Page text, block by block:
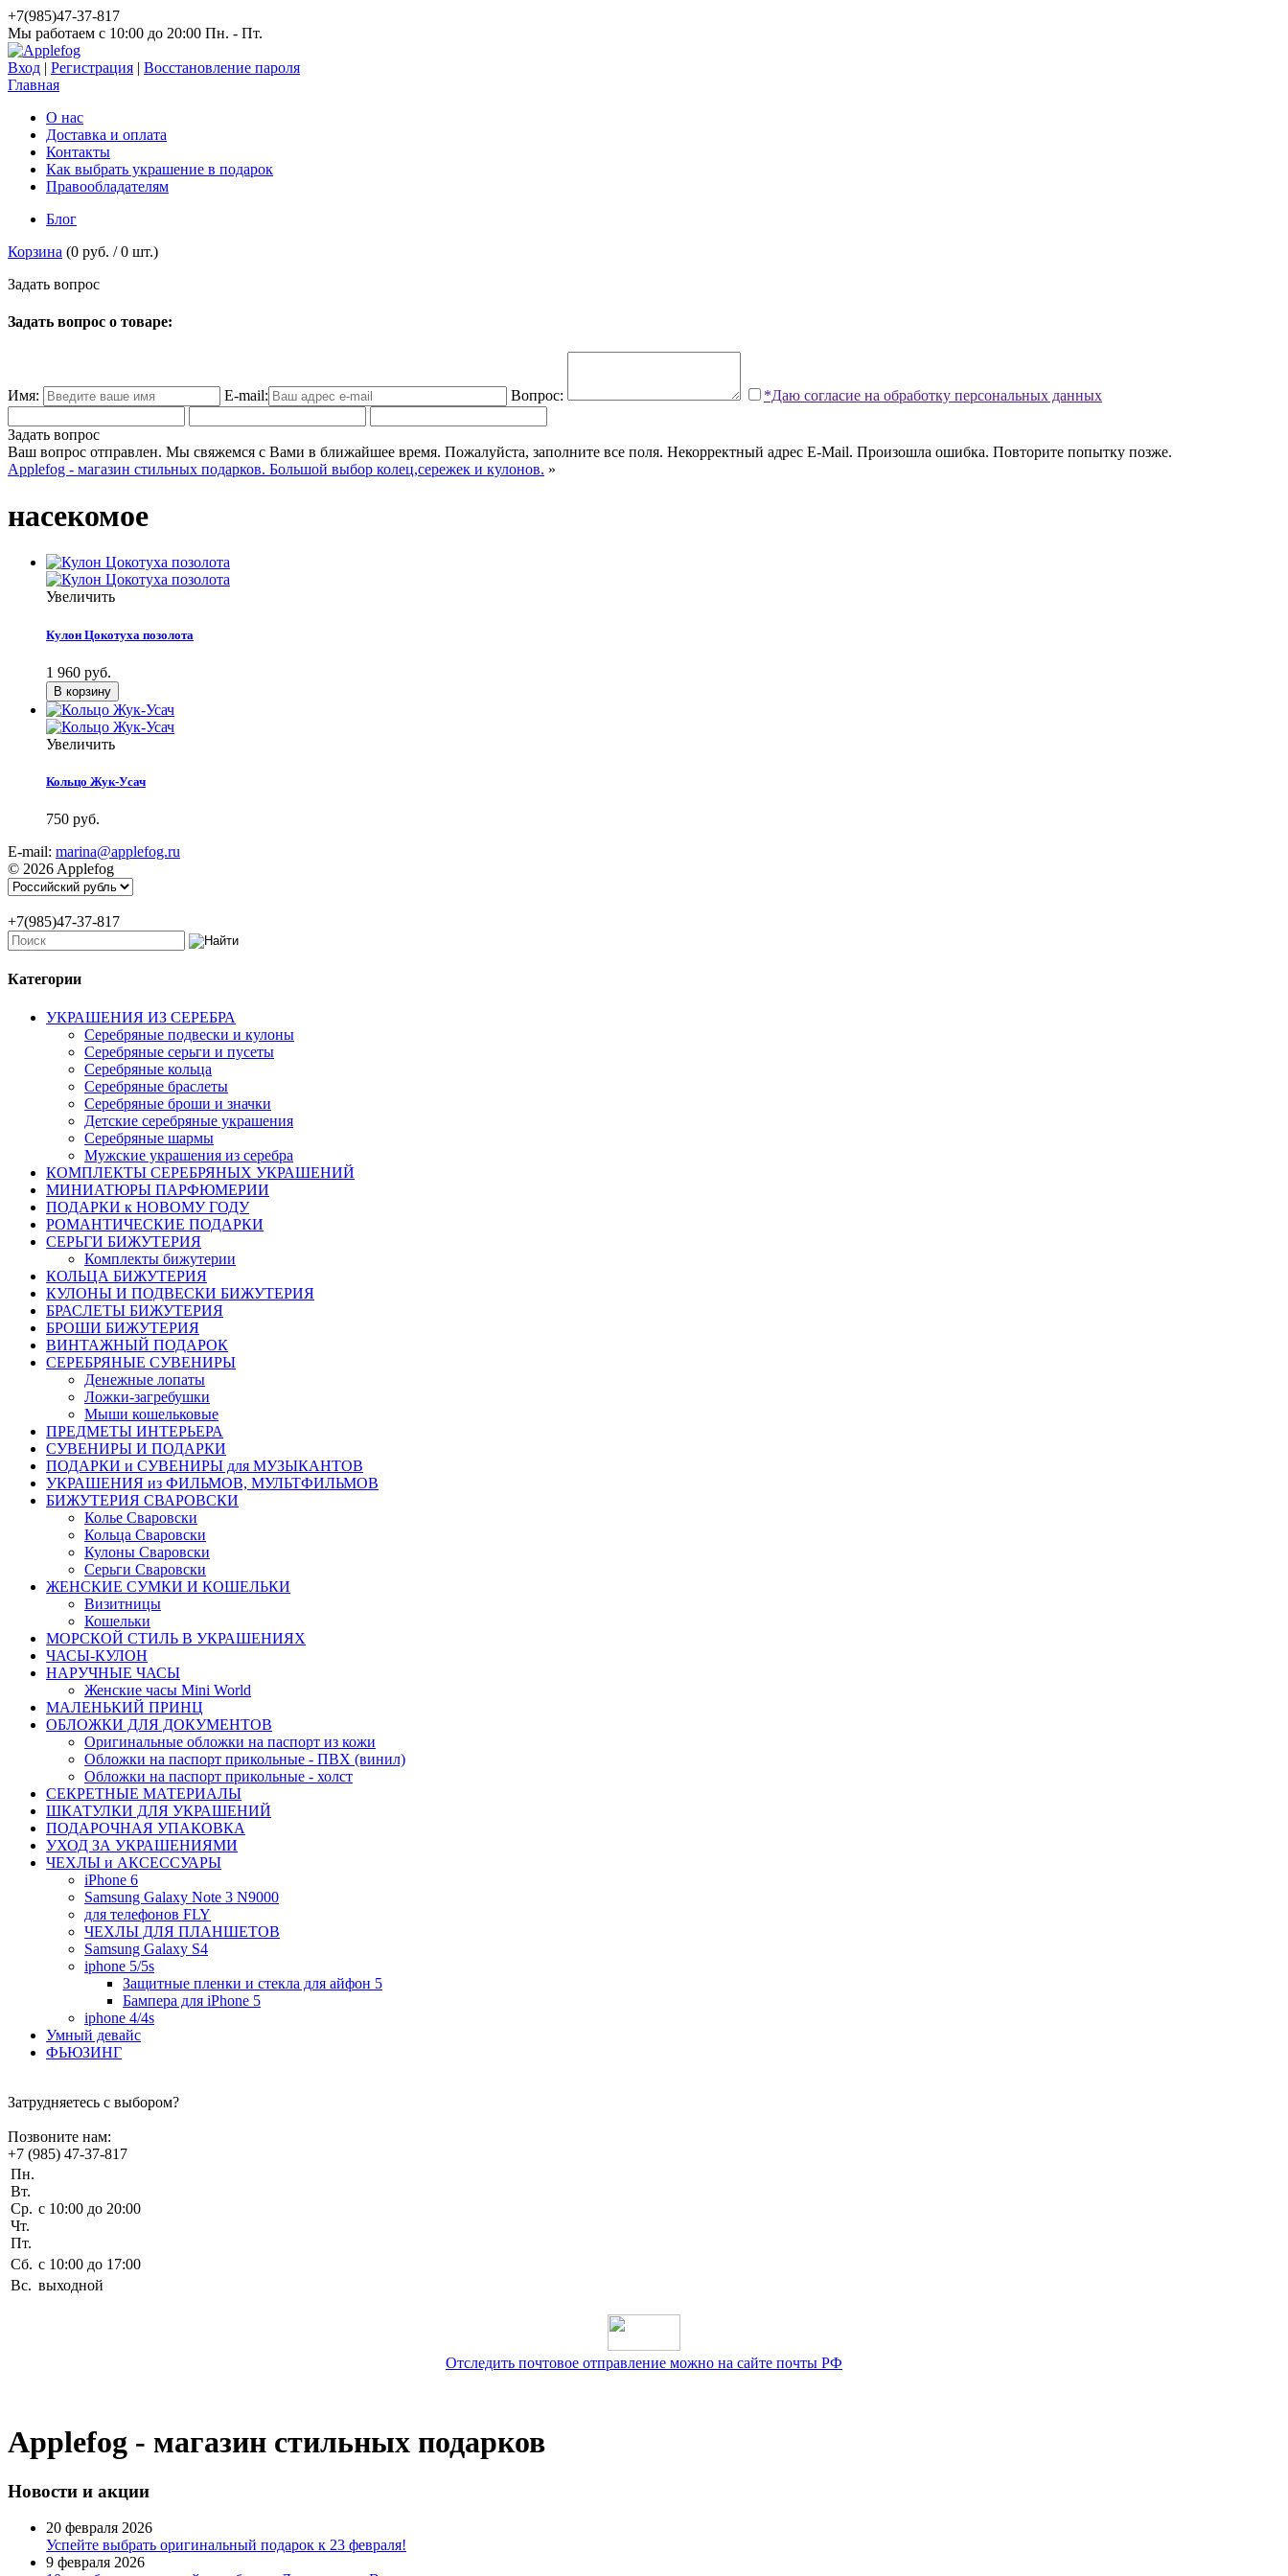
+7(985)47-37-817
Мы работаем c 10:00 до 20:00 Пн. - Пт.
Вход | Регистрация | Восстановление пароля
Главная
О нас
Доставка и оплата
Контакты
Как выбрать украшение в подарок
Правообладателям
Блог
Корзина (0 руб. /0 шт.)
Задать вопрос
Задать вопрос о товаре:
Имя: E-mail: Вопрос: *Даю согласие на обработку персональных данных
Задать вопрос
Ваш вопрос отправлен. Мы свяжемся с Вами в ближайшее время. Пожалуйста, заполните все поля. Некорректный адрес E-Mail. Произошла ошибка. Повторите попытку позже.
Applefog - магазин стильных подарков. Большой выбор колец,сережек и кулонов. »
насекомое
Увеличить
Кулон Цокотуха позолота
1 960 руб.
Увеличить
Кольцо Жук-Усач
750 руб.
E-mail: marina@applefog.ru
© 2026 Applefog
+7(985)47-37-817
Категории
УКРАШЕНИЯ ИЗ СЕРЕБРА
Серебряные подвески и кулоны
Серебряные серьги и пусеты
Серебряные кольца
Серебряные браслеты
Серебряные броши и значки
Детские серебряные украшения
Серебряные шармы
Мужские украшения из серебра
КОМПЛЕКТЫ СЕРЕБРЯНЫХ УКРАШЕНИЙ
МИНИАТЮРЫ ПАРФЮМЕРИИ
ПОДАРКИ к НОВОМУ ГОДУ
РОМАНТИЧЕСКИЕ ПОДАРКИ
СЕРЬГИ БИЖУТЕРИЯ
Комплекты бижутерии
КОЛЬЦА БИЖУТЕРИЯ
КУЛОНЫ И ПОДВЕСКИ БИЖУТЕРИЯ
БРАСЛЕТЫ БИЖУТЕРИЯ
БРОШИ БИЖУТЕРИЯ
ВИНТАЖНЫЙ ПОДАРОК
СЕРЕБРЯНЫЕ СУВЕНИРЫ
Денежные лопаты
Ложки-загребушки
Мыши кошельковые
ПРЕДМЕТЫ ИНТЕРЬЕРА
СУВЕНИРЫ И ПОДАРКИ
ПОДАРКИ и СУВЕНИРЫ для МУЗЫКАНТОВ
УКРАШЕНИЯ из ФИЛЬМОВ, МУЛЬТФИЛЬМОВ
БИЖУТЕРИЯ СВАРОВСКИ
Колье Сваровски
Кольца Сваровски
Кулоны Сваровски
Серьги Сваровски
ЖЕНСКИЕ СУМКИ И КОШЕЛЬКИ
Визитницы
Кошельки
МОРСКОЙ СТИЛЬ В УКРАШЕНИЯХ
ЧАСЫ-КУЛОН
НАРУЧНЫЕ ЧАСЫ
Женские часы Mini World
МАЛЕНЬКИЙ ПРИНЦ
ОБЛОЖКИ ДЛЯ ДОКУМЕНТОВ
Оригинальные обложки на паспорт из кожи
Обложки на паспорт прикольные - ПВХ (винил)
Обложки на паспорт прикольные - холст
СЕКРЕТНЫЕ МАТЕРИАЛЫ
ШКАТУЛКИ ДЛЯ УКРАШЕНИЙ
ПОДАРОЧНАЯ УПАКОВКА
УХОД ЗА УКРАШЕНИЯМИ
ЧEХЛЫ и АКСЕССУАРЫ
iPhone 6
Samsung Galaxy Note 3 N9000
для телефонов FLY
ЧЕХЛЫ ДЛЯ ПЛАНШЕТОВ
Samsung Galaxy S4
iphone 5/5s
Защитные пленки и стекла для айфон 5
Бампера для iPhone 5
iphone 4/4s
Умный девайс
ФЬЮЗИНГ
Затрудняетесь с выбором?
Позвоните нам:
+7 (985) 47-37-817
Пн.
Вт.
Ср.
Чт.
Пт.
c 10:00 до 20:00
Сб. c 10:00 до 17:00
Вс. выходной
Отследить почтовое отправление можно на сайте почты РФ
Applefog - магазин стильных подарков
Новости и акции
20 февраля 2026
Успейте выбрать оригинальный подарок к 23 февраля!
9 февраля 2026